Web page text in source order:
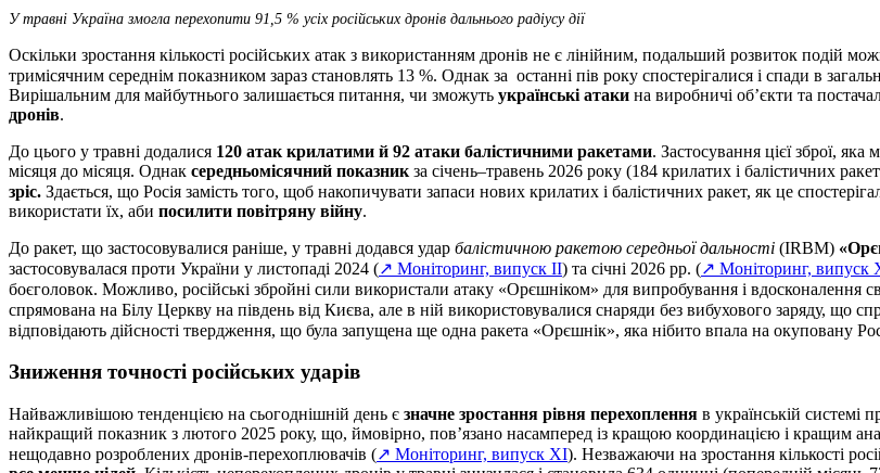
У травні Україна змогла перехопити 91,5 % усіх російських дронів дальнього радіусу дії
Оскільки зростання кількості російських атак з використанням дронів не є лінійним, подальший розвиток подій
тримісячним середнім показником зараз становлять 13 %. Однак за останні пів року спостерігалися і спади в
Вирішальним для майбутнього залишається питання, чи зможуть українські атаки на виробничі об’єкти та
дронів.
До цього у травні додалися 120 атак крилатими й 92 атаки балістичними ракетами. Застосування цієї зброї,
місяця до місяця. Однак середньомісячний показник за січень–травень 2026 року (184 крилатих і балістичних
зріс. Здається, що Росія замість того, щоб накопичувати запаси нових крилатих і балістичних ракет, як це
використати їх, аби посилити повітряну війну.
До ракет, що застосовувалися раніше, у травні додався удар балістичною ракетою середньої дальності (IRBM)
застосовувалася проти України у листопаді 2024 (↗ Моніторинг, випуск II) та січні 2026 рр. (↗ Моніторинг, випуск
боєголовок. Можливо, російські збройні сили використали атаку «Орєшніком» для випробування і вдосконалення
спрямована на Білу Церкву на південь від Києва, але в ній використовувалися снаряди без вибухового заряду, що
відповідають дійсності твердження, що була запущена ще одна ракета «Орєшнік», яка нібито впала на окуповану
Зниження точності російських ударів
Найважливішою тенденцією на сьогоднішній день є значне зростання рівня перехоплення в українській системі
найкращий показник з лютого 2025 року, що, ймовірно, пов’язано насамперед із кращою координацією і кращим
нещодавно розроблених дронів-перехоплювачів (↗ Моніторинг, випуск XI). Незважаючи на зростання кількості